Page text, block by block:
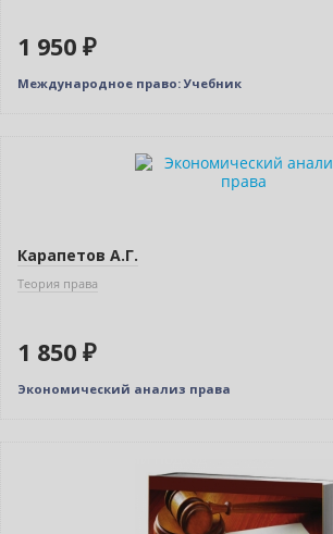
1 950 ₽
Международное право: Учебник
Карапетов А.Г.
Теория права
1 850 ₽
Экономический анализ права